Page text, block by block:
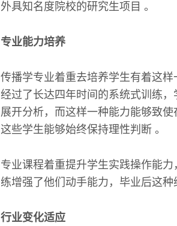
外具知名度院校的研究生项目 。
专业能力培养
传播学专业着重去培养学生有着这
经过了长达四年时间的系统式训练
展开分析，而这样一种能力能够致
这些学生能够始终保持理性判断 。
专业课程着重提升学生实践操作能
练增强了他们动手能力，毕业后这种
行业变化适应